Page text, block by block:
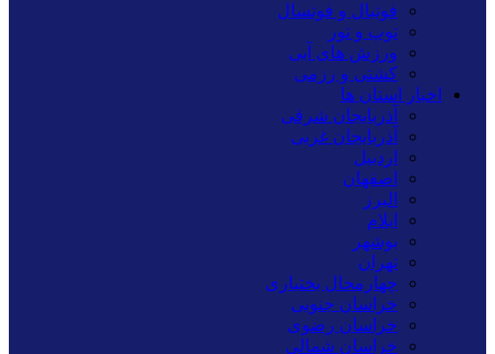
فوتبال و فوتسال
توپ و تور
ورزش های آبی
کشتی و رزمی
اخبار استان ها
آذربایجان شرقی
آذربایجان غربی
اردبیل
اصفهان
البرز
ایلام
بوشهر
تهران
چهارمحال بختیاری
خراسان جنوبی
خراسان رضوی
خراسان شمالی